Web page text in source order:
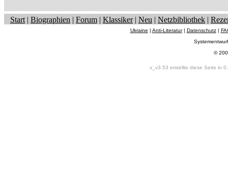
Start | Biographien | Forum | Klassiker| Neu | Netzbibliothek |
Ukraine | Anti-Literatur| Datenschutz|
©
v_v3.53 erstellte diese Seite in